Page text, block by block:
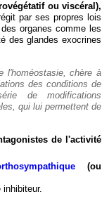
ou viscéral),
par ses propres lois
organes comme les
des glandes exocrines
l'homéostasie, chère à
des conditions de
de modifications
qui lui permettent de
de l'activité
(ou